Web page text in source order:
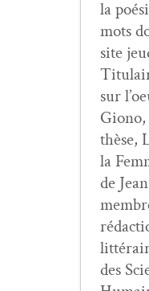
la
mots
site
sur
Giono,
thèse,
la
de
des